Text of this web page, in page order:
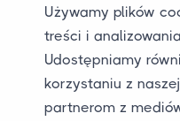
JUR Autotransport
sponsorem dumy
Chcesz wiedzieć,
Przeczytaj to na
Używamy plików
treści i
Udostępniamy
korzystaniu z
partnerom z